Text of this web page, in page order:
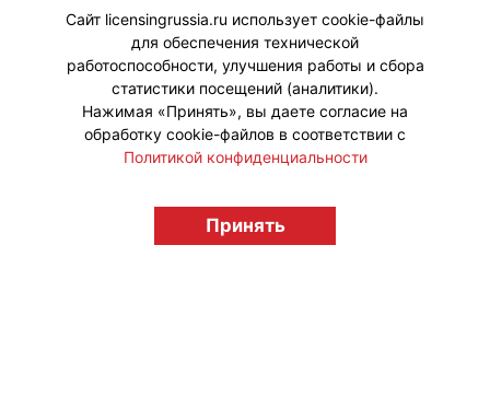
практических воркшопов.
#ПродвижениеБренда
licensingrussia.ru, 2009-2026 12+
Сайт licensingrussia.ru использует cookie-файлы
для обеспечения технической
работоспособности, улучшения работы и сбора
статистики посещений (аналитики).
Нажимая «Принять», вы даете согласие на
обработку cookie-файлов в соответствии с
Политикой конфиденциальности
Принять